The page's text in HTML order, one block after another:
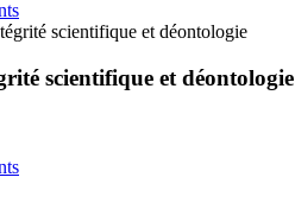
scientifique et déontologie
scientifique et déontologie